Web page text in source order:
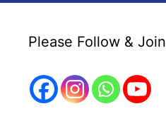
Please Follow & Join